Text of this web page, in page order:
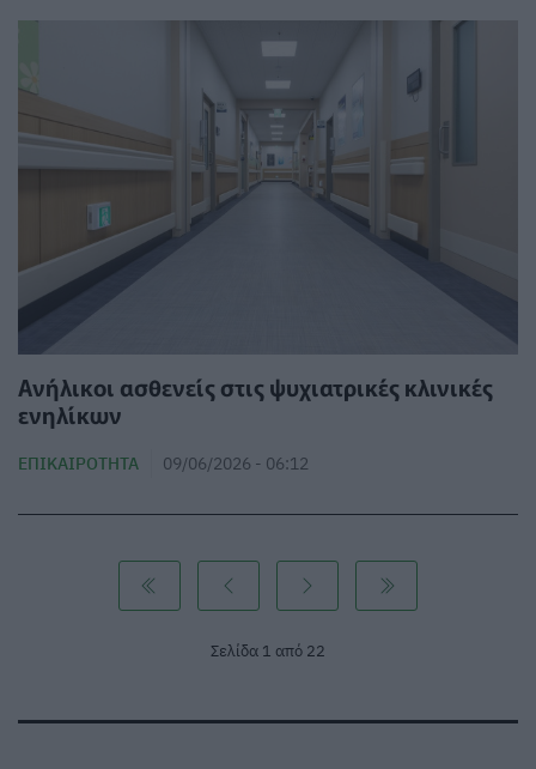
Ανήλικοι ασθενείς στις ψυχιατρικές κλινικές
ενηλίκων
ΕΠΙΚΑΙΡΌΤΗΤΑ 09/06/2026 - 06:12
Σελίδα 1 από 22